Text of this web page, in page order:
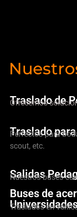
Traslado de
Ofrecemos
Traslado
Perfectos para
scout, etc.
Salidas
Nuestros buses
Buses de
Traslados en